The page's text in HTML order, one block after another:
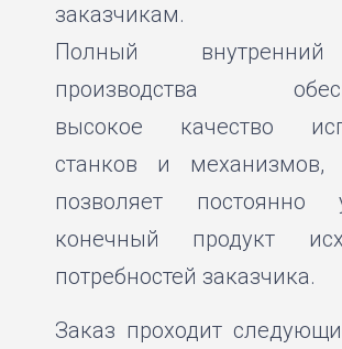
заказчикам.
Полный
производства
высокое качество
станков и
позволяет постоянно
конечный продукт
потребностей заказчика.
Заказ проходит